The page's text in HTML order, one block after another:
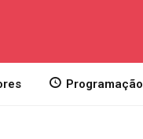
Programação